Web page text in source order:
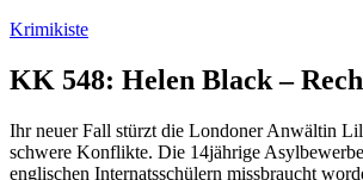
Zum
springen
Krimikiste
KK 548: Helen Black –
Ihr neuer Fall stürzt die Londoner Anwältin
schwere Konflikte. Die 14jährige
englischen Internatsschülern missbraucht